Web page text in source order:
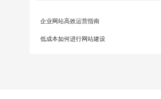
企业网站高效运营指南
低成本如何进行网站建设